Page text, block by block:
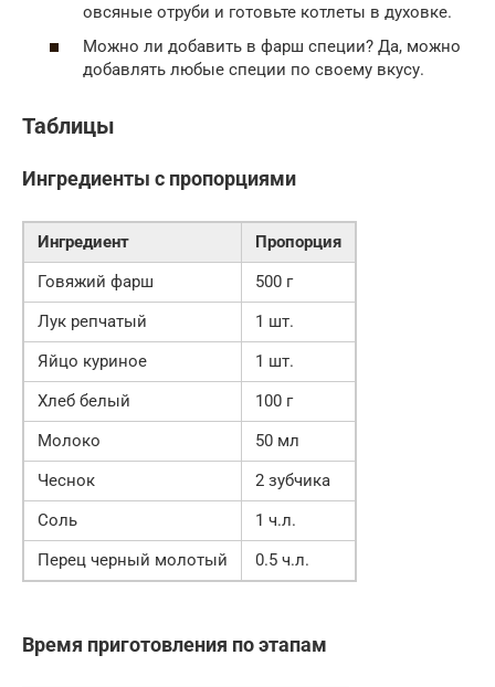
овсяные отруби и готовьте котлеты в духовке.
Можно ли добавить в фарш специи? Да, можно
добавлять любые специи по своему вкусу.
Таблицы
Ингредиенты с пропорциями
Ингредиент
Пропорция
Говяжий фарш
500 г
Лук репчатый
1 шт.
Яйцо куриное
1 шт.
Хлеб белый
100 г
Молоко
50 мл
Чеснок
2 зубчика
Соль
1 ч.л.
Перец черный молотый
0.5 ч.л.
Время приготовления по этапам